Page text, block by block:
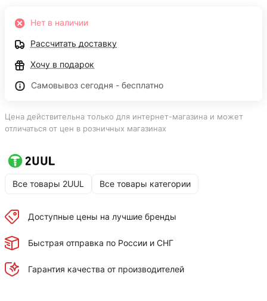
Нет в наличии
Рассчитать доставку
Хочу в подарок
Самовывоз сегодня - бесплатно
Цена действительна только для интернет-магазина и может
отличаться от цен в розничных магазинах
Все товары 2UUL Все товары категории
Доступные цены на лучшие бренды
Быстрая отправка по России и СНГ
Гарантия качества от производителей